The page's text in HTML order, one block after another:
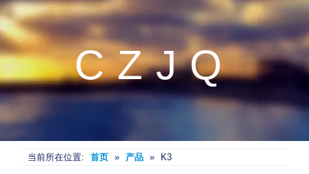
CZJQ
当前所在位置: 首页 » 产品 » K3